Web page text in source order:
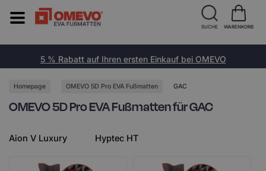
5 % Rabatt auf Ihren ersten Einkauf bei OMEVO
Homepage OMEVO 5D Pro EVA Fußmatten GAC
OMEVO 5D Pro EVA Fußmatten für GAC
Aion V Luxury Hyptec HT
SUCHE WARENKORB